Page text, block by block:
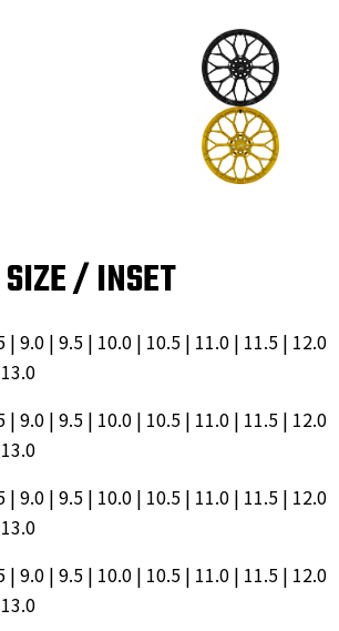
SIZE / INSET
| 9.0 | 9.5 | 10.0 | 10.5 | 11.0 | 11.5 | 12.0
| 9.0 | 9.5 | 10.0 | 10.5 | 11.0 | 11.5 | 12.0
| 9.0 | 9.5 | 10.0 | 10.5 | 11.0 | 11.5 | 12.0
| 9.0 | 9.5 | 10.0 | 10.5 | 11.0 | 11.5 | 12.0